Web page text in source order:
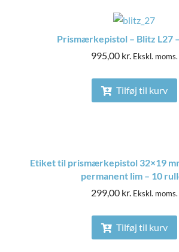
Prismærkepistol – Blitz L27
995,00 kr. Ekskl. moms.
Tilføj til kurv
Etiket til prismærkepistol 32×19
permanent lim – 10
299,00 kr. Ekskl. moms.
Tilføj til kurv